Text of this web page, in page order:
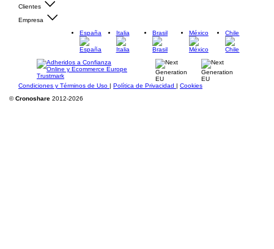
Clientes
Empresa
España
Italia Brasil México Chile
Condiciones y Términos de Uso | Política de Privacidad | Cookies
©Cronoshare 2012-2026